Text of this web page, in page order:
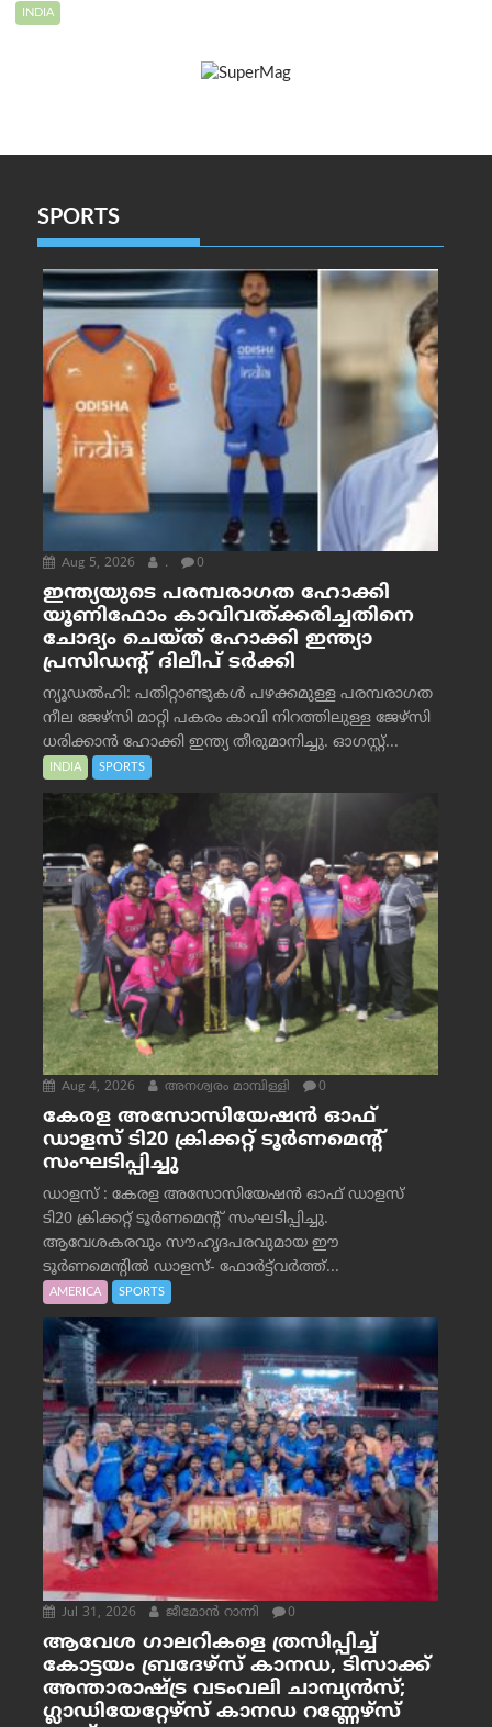
INDIA
SPORTS
Aug 5, 2026 . 0
ഇന്ത്യയുടെ പരമ്പരാഗത ഹോക്കി
യൂണിഫോം കാവിവത്ക്കരിച്ചതിനെ
ചോദ്യം ചെയ്ത് ഹോക്കി ഇന്ത്യാ
പ്രസിഡന്റ് ദിലീപ് ടര്‍ക്കി
ന്യൂഡൽഹി: പതിറ്റാണ്ടുകൾ പഴക്കമുള്ള പരമ്പരാഗത
നീല ജേഴ്‌സി മാറ്റി പകരം കാവി നിറത്തിലുള്ള ജേഴ്‌സി
ധരിക്കാൻ ഹോക്കി ഇന്ത്യ തീരുമാനിച്ചു. ഓഗസ്റ്റ്...
INDIA SPORTS
Aug 4, 2026 അനശ്വരം മാമ്പിള്ളി 0
കേരള അസോസിയേഷൻ ഓഫ്
ഡാളസ് ടി20 ക്രിക്കറ്റ് ടൂർണമെന്റ്
സംഘടിപ്പിച്ചു
ഡാളസ് : കേരള അസോസിയേഷൻ ഓഫ് ഡാളസ്
ടി20 ക്രിക്കറ്റ് ടൂർണമെന്റ് സംഘടിപ്പിച്ചു.
ആവേശകരവും സൗഹൃദപരവുമായ ഈ
ടൂർണമെന്റിൽ ഡാളസ്- ഫോർട്ട്‌വര്‍ത്ത്...
AMERICA SPORTS
Jul 31, 2026 ജീമോന്‍ റാന്നി 0
ആവേശ ഗാലറികളെ ത്രസിപ്പിച്ച്
കോട്ടയം ബ്രദേഴ്‌സ് കാനഡ, ടിസാക്ക്
അന്താരാഷ്ട്ര വടംവലി ചാമ്പ്യന്‍സ്;
ഗ്ലാഡിയേറ്റേഴ്‌സ് കാനഡ റണ്ണേഴ്‌സ്